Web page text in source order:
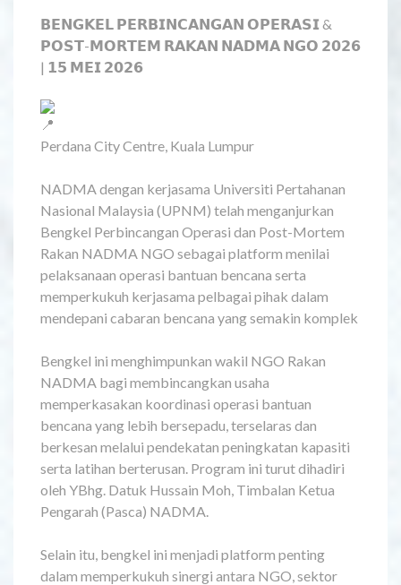
𝗕𝗘𝗡𝗚𝗞𝗘𝗟 𝗣𝗘𝗥𝗕𝗜𝗡𝗖𝗔𝗡𝗚𝗔𝗡 𝗢𝗣𝗘𝗥𝗔𝗦𝗜 &
𝗣𝗢𝗦𝗧-𝗠𝗢𝗥𝗧𝗘𝗠 𝗥𝗔𝗞𝗔𝗡 𝗡𝗔𝗗𝗠𝗔 𝗡𝗚𝗢 𝟮𝟬𝟮𝟲
| 𝟭𝟱 𝗠𝗘𝗜 𝟮𝟬𝟮𝟲
Perdana City Centre, Kuala Lumpur
NADMA dengan kerjasama Universiti Pertahanan
Nasional Malaysia (UPNM) telah menganjurkan
Bengkel Perbincangan Operasi dan Post-Mortem
Rakan NADMA NGO sebagai platform menilai
pelaksanaan operasi bantuan bencana serta
memperkukuh kerjasama pelbagai pihak dalam
mendepani cabaran bencana yang semakin komplek
Bengkel ini menghimpunkan wakil NGO Rakan
NADMA bagi membincangkan usaha
memperkasakan koordinasi operasi bantuan
bencana yang lebih bersepadu, terselaras dan
berkesan melalui pendekatan peningkatan kapasiti
serta latihan berterusan. Program ini turut dihadiri
oleh YBhg. Datuk Hussain Moh, Timbalan Ketua
Pengarah (Pasca) NADMA.
Selain itu, bengkel ini menjadi platform penting
dalam memperkukuh sinergi antara NGO, sektor